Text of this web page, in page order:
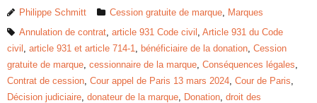
Philippe Schmitt Cession gratuite de marque, Marques
Annulation de contrat, article 931 Code civil , Article 931 du Code
civil , article 931 et article 714-1, bénéficiaire de la donation, Cession
gratuite de marque, cessionnaire de la marque, Conséquences légales,
Contrat de cession, Cour appel de Paris 13 mars 2024, Cour de Paris,
Décision judiciaire, donateur de la marque, Donation, droit des